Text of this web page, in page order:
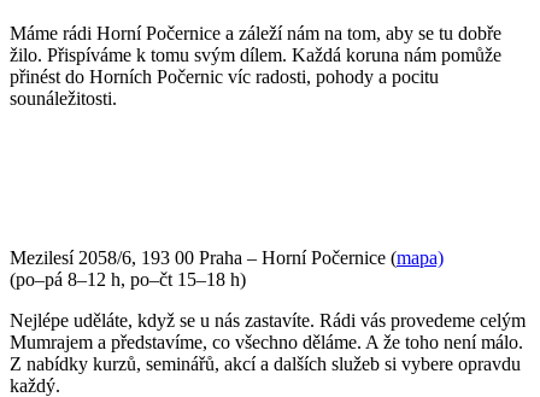
Máme rádi Horní Počernice a záleží nám na tom, aby se tu dobře
žilo. Přispíváme k tomu svým dílem. Každá koruna nám pomůže
přinést do Horních Počernic víc radosti, pohody a pocitu
sounáležitosti.
Mezilesí 2058/6, 193 00 Praha – Horní Počernice (mapa)
(po–pá 8–12 h, po–čt 15–18 h)
Nejlépe uděláte, když se u nás zastavíte. Rádi vás provedeme celým
Mumrajem a představíme, co všechno děláme. A že toho není málo.
Z nabídky kurzů, seminářů, akcí a dalších služeb si vybere opravdu
každý.